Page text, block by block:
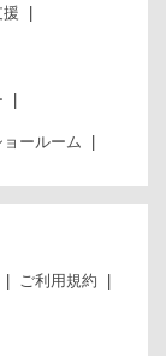
ールーム
ご利用規約